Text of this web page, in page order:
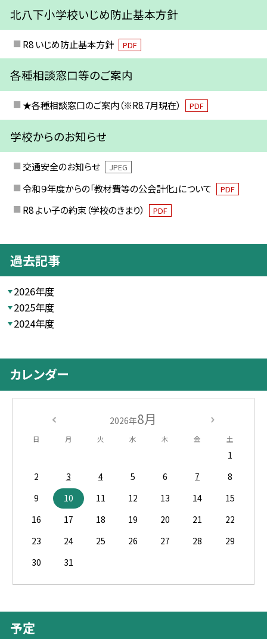
北八下小学校いじめ防止基本方針
R8 いじめ防止基本方針 PDF
各種相談窓口等のご案内
★各種相談窓口のご案内（※R8.7月現在） PDF
学校からのお知らせ
交通安全のお知らせ JPEG
令和９年度からの「教材費等の公会計化」について PDF
R8 よい子の約束（学校のきまり） PDF
過去記事
2026年度
2025年度
2024年度
カレンダー
2026年8月
日 月 火 水 木 金 土
1
2
3 4 5 6 7
8
9
10 11 12 13 14
15
16
17 18 19 20 21
22
23
24 25 26 27 28
29
30
31
予定